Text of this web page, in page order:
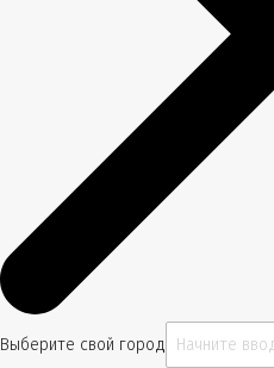
Выберите свой город